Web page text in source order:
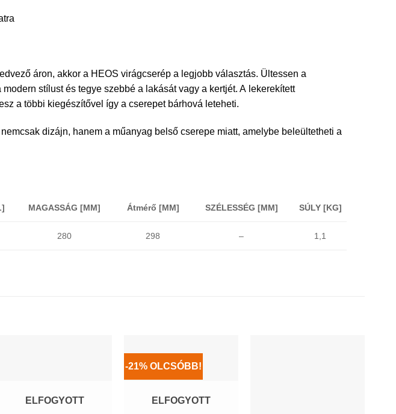
áron, akkor a HEOS virágcserép a legjobb választás. Ültessen a
stílust és tegye szebbé a lakását vagy a kertjét. A lekerekített
a többi kiegészítővel így a cserepet bárhová leteheti.
dizájn, hanem a műanyag belső cserepe miatt, amelybe beleültetheti a
MAGASSÁG [MM] Átmérő [MM] SZÉLESSÉG [MM] SÚLY [KG]
280 298 – 1,1
ELFOGYOTT
-21% OLCSÓBB!
ELFOGYOTT